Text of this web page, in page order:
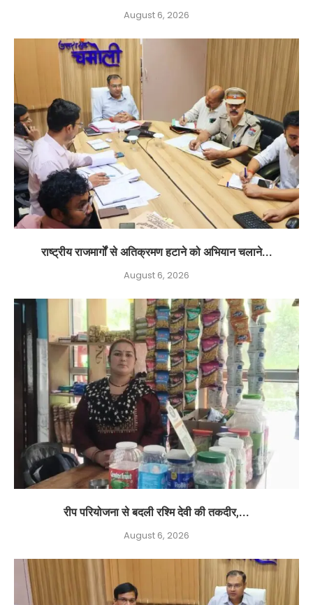
August 6, 2026
राष्ट्रीय राजमार्गों से अतिक्रमण हटाने को अभियान चलाने...
August 6, 2026
रीप परियोजना से बदली रश्मि देवी की तकदीर,...
August 6, 2026